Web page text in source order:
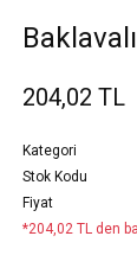
204,02 TL
Kategori
Stok Kodu
Fiyat
*204,02 TL den